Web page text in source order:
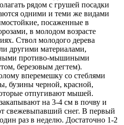
рядом с грушей посадки
одними и теми же видами
посаженные в
в молодом возрасте
Ствол молодого дерева
другими материалами,
противо-мышиными
березовым дегтем).
вперемешку со стеблями
бузины черной, красной,
отпугивают мышей.
на 3-4 см в почву и
свежевыпавший снег. В первый
раз в неделю. Достаточно 1-2